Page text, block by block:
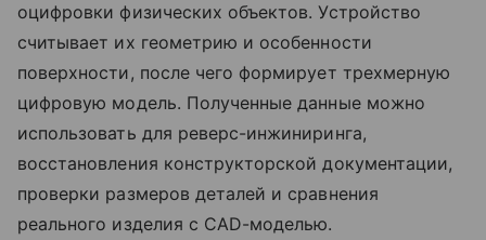
оцифровки физических объектов. Устройство
считывает их геометрию и особенности
поверхности, после чего формирует трехмерную
цифровую модель. Полученные данные можно
использовать для реверс-инжиниринга,
восстановления конструкторской документации,
проверки размеров деталей и сравнения
реального изделия с CAD-моделью.